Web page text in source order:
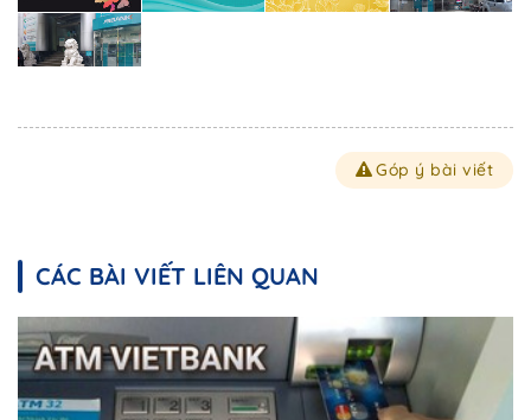
Góp ý bài viết
CÁC BÀI VIẾT LIÊN QUAN